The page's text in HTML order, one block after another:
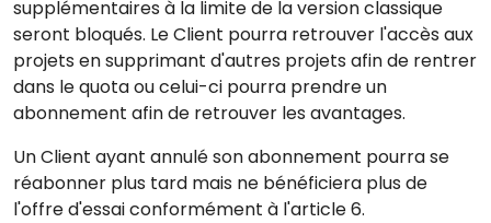
supplémentaires à la limite de la version classique
seront bloqués. Le Client pourra retrouver l'accès aux
projets en supprimant d'autres projets afin de rentrer
dans le quota ou celui-ci pourra prendre un
abonnement afin de retrouver les avantages.
Un Client ayant annulé son abonnement pourra se
réabonner plus tard mais ne bénéficiera plus de
l'offre d'essai conformément à l'article 6.